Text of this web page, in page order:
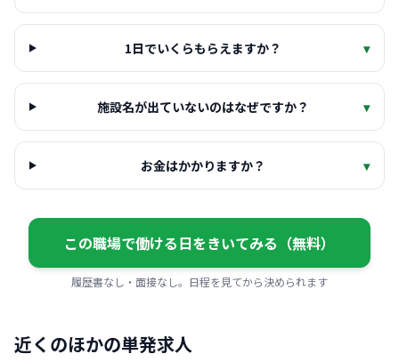
1日でいくらもらえますか？ ▾
施設名が出ていないのはなぜですか？ ▾
お金はかかりますか？ ▾
この職場で働ける日をきいてみる（無料）
履歴書なし・面接なし。日程を見てから決められます
近くのほかの単発求人